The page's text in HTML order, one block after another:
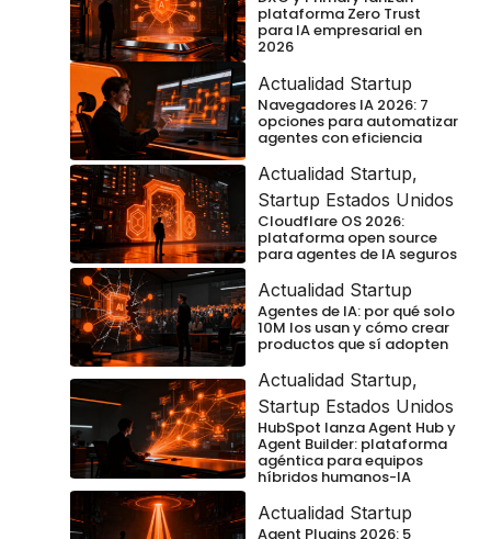
plataforma Zero Trust
para IA empresarial en
2026
Actualidad Startup
Navegadores IA 2026: 7
opciones para automatizar
agentes con eficiencia
Actualidad Startup,
Startup Estados Unidos
Cloudflare OS 2026:
plataforma open source
para agentes de IA seguros
Actualidad Startup
Agentes de IA: por qué solo
10M los usan y cómo crear
productos que sí adopten
Actualidad Startup,
Startup Estados Unidos
HubSpot lanza Agent Hub y
Agent Builder: plataforma
agéntica para equipos
híbridos humanos-IA
Actualidad Startup
Agent Plugins 2026: 5